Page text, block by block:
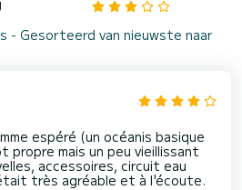
- Gesorteerd van nieuwste naar
espéré (un océanis basique
propre mais un peu vieillissant
accessoires, circuit eau
très agréable et à l'écoute.